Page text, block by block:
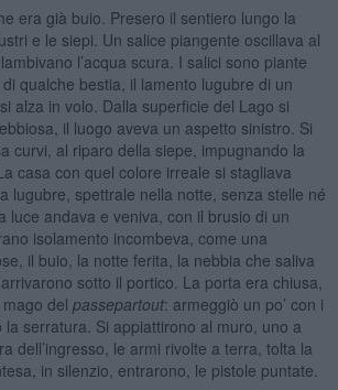
era già buio. Presero il sentiero lungo la
e le siepi. Un salice piangente oscillava al
l’acqua scura. I salici sono piante
qualche bestia, il lamento lugubre di un
alza in volo. Dalla superficie del Lago si
il luogo aveva un aspetto sinistro. Si
curvi, al riparo della siepe, impugnando la
casa con quel colore irreale si stagliava
lugubre, spettrale nella notte, senza stelle né
luce andava e veniva, con il brusio di un
isolamento incombeva, come una
il buio, la notte ferita, la nebbia che saliva
sotto il portico. La porta era chiusa,
del passepartout: armeggiò un po’ con i
la serratura. Si appiattirono al muro, uno a
dell’ingresso, le armi rivolte a terra, tolta la
in silenzio, entrarono, le pistole puntate.